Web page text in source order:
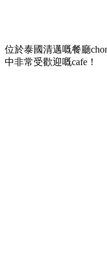
位於泰國清邁嘅餐廳
中非常受歡迎嘅cafe！